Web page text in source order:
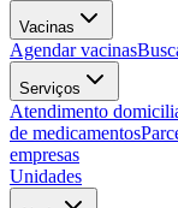
Vacinas
Agendar vacinas
Serviços
Atendimento
de medicamentos
empresas
Unidades